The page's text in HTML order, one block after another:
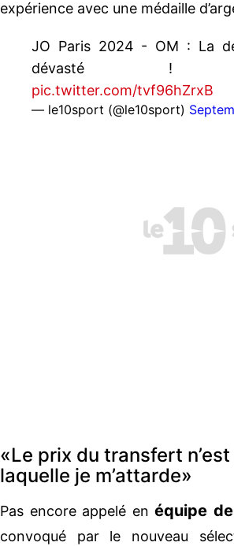
expérience avec une médaille
JO Paris 2024 - OM : La
dévasté
pic.twitter.com/tvf96hZrxB
— le10sport (@le10sport)
«Le prix du transfert
laquelle je m’attarde»
Pas encore appelé enéquipe
convoqué par le nouveau